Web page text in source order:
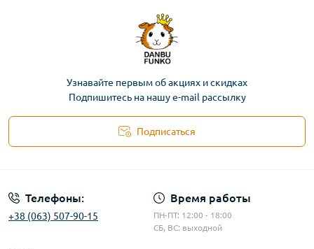
Узнавайте первым об акциях и скидках
Подпишитесь на нашу e-mail рассылку
Подписаться
Телефоны:
+38 (063) 507-90-15
Время работы
ПН-ПТ: 12:00 - 18:00
СБ, ВС: выходной